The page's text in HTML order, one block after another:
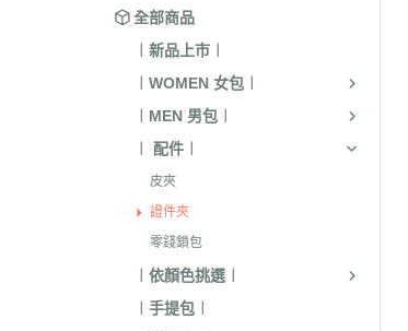
全部商品
︱新品上市︱
︱WOMEN 女包︱
︱MEN 男包︱
︱ 配件︱
皮夾
證件夾
零錢鎖包
︱依顏色挑選︱
︱手提包︱